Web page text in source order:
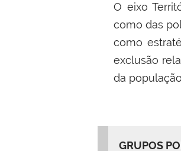
O eixo
como das
como
exclusão
da
GRUPOS